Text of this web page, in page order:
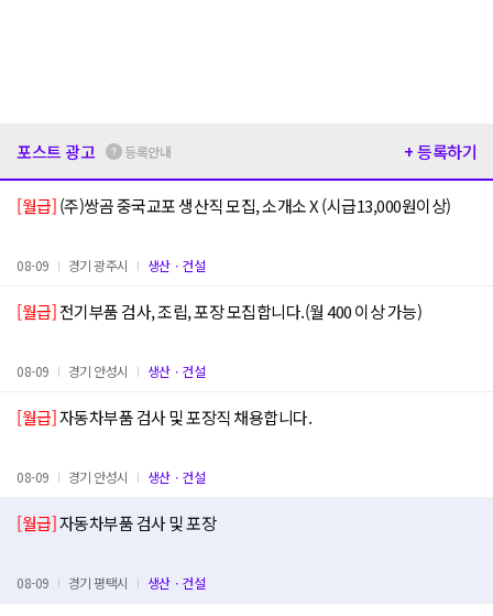
포스트 광고 등록안내 + 등록하기
[월급](주)쌍곰 중국교포 생산직 모집, 소개소 X (시급13,000원이상)
08-09 경기 광주시 생산ㆍ건설
[월급]전기부품 검사, 조립, 포장 모집합니다.(월 400 이상 가능)
08-09 경기 안성시 생산ㆍ건설
[월급]자동차부품 검사 및 포장직 채용합니다.
08-09 경기 안성시 생산ㆍ건설
[월급]자동차부품 검사 및 포장
08-09 경기 평택시 생산ㆍ건설